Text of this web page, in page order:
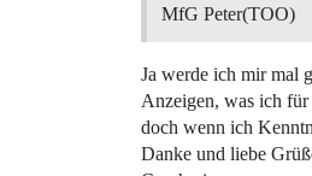
MfG Peter(TOO)
Ja werde ich mir mal
Anzeigen, was ich für
doch wenn ich
Danke und liebe